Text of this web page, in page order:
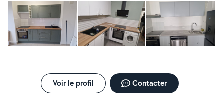
adapter le plan de la cuisine pour la rendre plus pratique au
quotidien. Ils ont également fait preuve de patience et m’ont
donné de précieux conseils. Je suis très satisfaite du résultat
et je les recommande sans hésitation. Je referai d’ailleurs appel
à eux prochainement pour la cuisine de ma sœur.
Voir le profil Contacter